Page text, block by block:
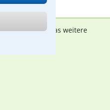
melden, um das weitere